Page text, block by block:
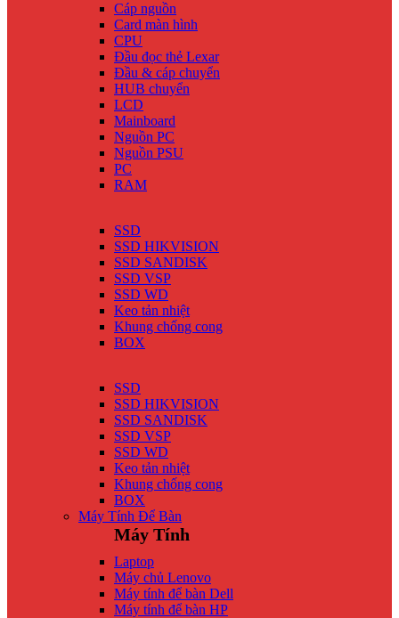
Cáp nguồn
Card màn hình
CPU
Đầu đọc thẻ Lexar
Đầu & cáp chuyển
HUB chuyển
LCD
Mainboard
Nguồn PC
Nguồn PSU
PC
RAM
SSD
SSD HIKVISION
SSD SANDISK
SSD VSP
SSD WD
Keo tản nhiệt
Khung chống cong
BOX
SSD
SSD HIKVISION
SSD SANDISK
SSD VSP
SSD WD
Keo tản nhiệt
Khung chống cong
BOX
Máy Tính Để Bàn
Máy Tính
Laptop
Máy chủ Lenovo
Máy tính để bàn Dell
Máy tính để bàn HP